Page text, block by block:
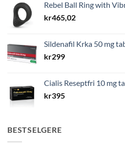
Rebel Ball Ring with
kr465,02
Sildenafil Krka 50 mg
kr299
Cialis Reseptfri 10 mg
kr395
BESTSELGERE